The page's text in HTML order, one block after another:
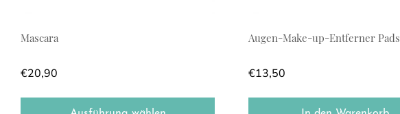
Mascara
€20,90
Augen-Make-up-Entferner Pads
€13,50